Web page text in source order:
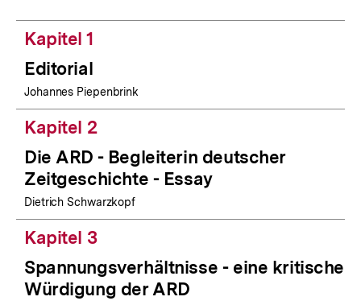
Kapitel 1
Editorial
Johannes Piepenbrink
Kapitel 2
Die ARD - Begleiterin deutscher
Zeitgeschichte - Essay
Dietrich Schwarzkopf
Kapitel 3
Spannungsverhältnisse - eine kritische
Würdigung der ARD